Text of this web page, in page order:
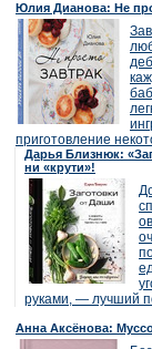
Юлия Дианова: Не
приготовление
Дарья Близнюк:
ни «крути»!
руками, — лучший
Анна Аксёнова: